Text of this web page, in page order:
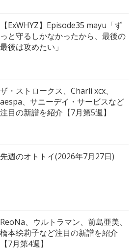
【ExWHYZ】Episode35 mayu「ず
っと守るしかなかったから、最後の
最後は攻めたい」
ザ・ストロークス、Charli xcx、
aespa、サニーデイ・サービスなど
注目の新譜を紹介【7月第5週】
先週のオトトイ(2026年7月27日)
ReoNa、ウルトラマン、前島亜美、
橋本絵莉子など注目の新譜を紹介
【7月第4週】